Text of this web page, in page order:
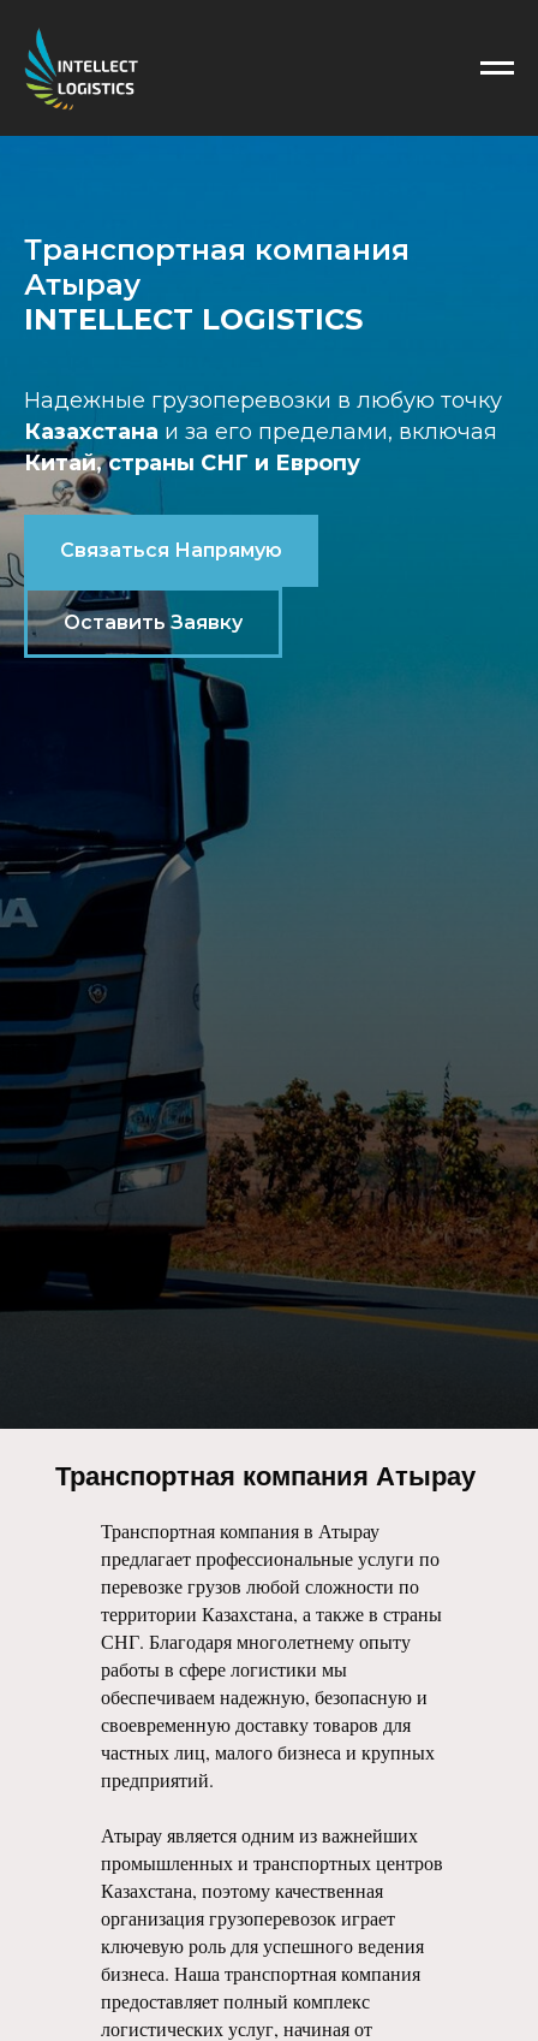
Транспортная компания
Атырау
INTELLECT LOGISTICS
Надежные грузоперевозки в любую точку
Казахстана и за его пределами, включая
Китай, страны СНГ и Европу
Связаться Напрямую
Оставить Заявку
Транспортная компания Атырау
Транспортная компания в Атырау
предлагает профессиональные услуги по
перевозке грузов любой сложности по
территории Казахстана, а также в страны
СНГ. Благодаря многолетнему опыту
работы в сфере логистики мы
обеспечиваем надежную, безопасную и
своевременную доставку товаров для
частных лиц, малого бизнеса и крупных
предприятий.
Атырау является одним из важнейших
промышленных и транспортных центров
Казахстана, поэтому качественная
организация грузоперевозок играет
ключевую роль для успешного ведения
бизнеса. Наша транспортная компания
предоставляет полный комплекс
логистических услуг, начиная от